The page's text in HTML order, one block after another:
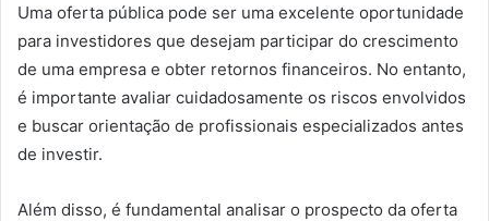
Uma oferta pública pode ser uma excelente oportunidade
para investidores que desejam participar do crescimento
de uma empresa e obter retornos financeiros. No entanto,
é importante avaliar cuidadosamente os riscos envolvidos
e buscar orientação de profissionais especializados antes
de investir.
Além disso, é fundamental analisar o prospecto da oferta